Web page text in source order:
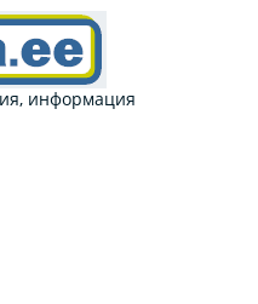
информация